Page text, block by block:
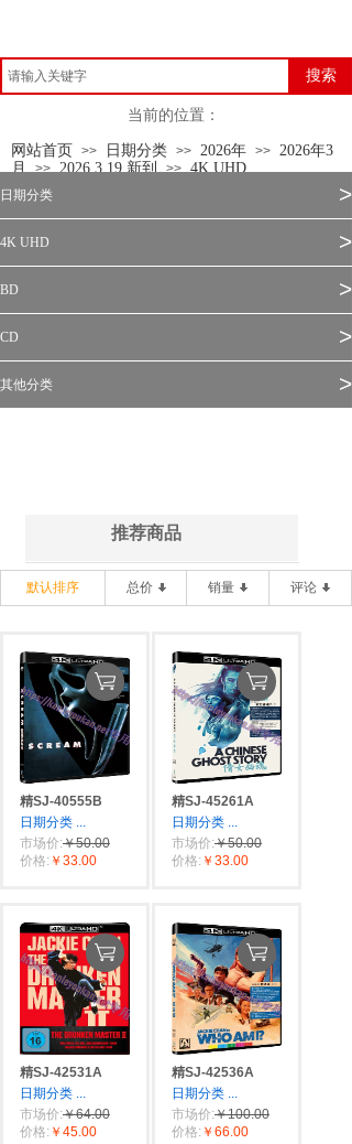
搜索
当前的位置：
网站首页 >> 日期分类 >> 2026年 >> 2026年3
月 >> 2026.3.19 新到 >> 4K UHD
日期分类 >
4K UHD >
BD >
CD >
其他分类 >
推荐商品
默认排序 总价 销量 评论
精SJ-40555B
日期分类 ...
市场价:￥50.00
价格: ￥33.00
精SJ-45261A
日期分类 ...
市场价:￥50.00
价格: ￥33.00
精SJ-42531A
日期分类 ...
市场价:￥64.00
价格: ￥45.00
精SJ-42536A
日期分类 ...
市场价:￥100.00
价格: ￥66.00